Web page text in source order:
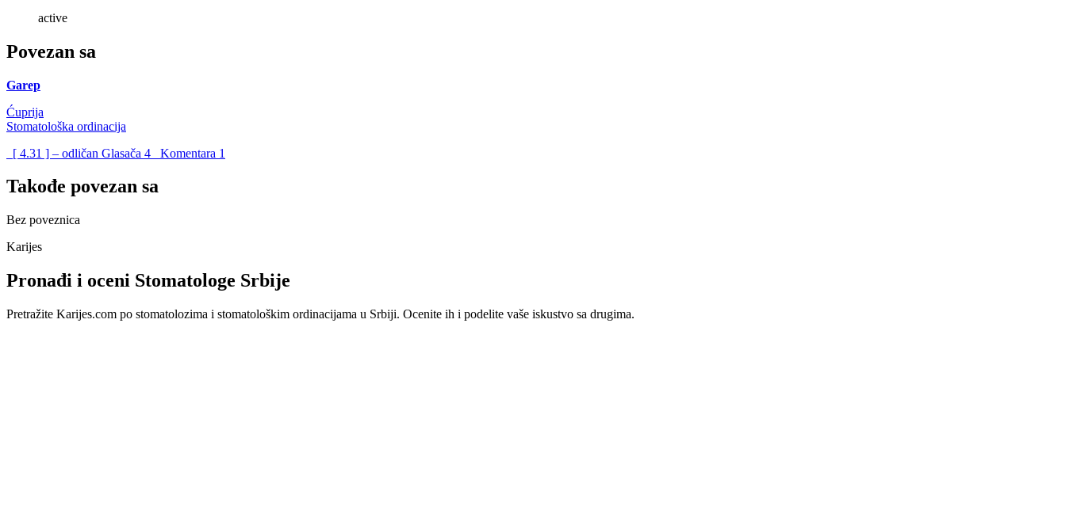
active
Povezan sa
Garep
Ćuprija
Stomatološka ordinacija
[ 4.31 ] – odličan Glasača 4 Komentara 1
Takođe povezan sa
Bez poveznica
Karijes
Pronađi i oceni Stomatologe Srbije
Pretražite Karijes.com po stomatolozima i stomatološkim ordinacijama u Srbiji. Ocenite ih i podelite vaše iskustvo sa drugima.